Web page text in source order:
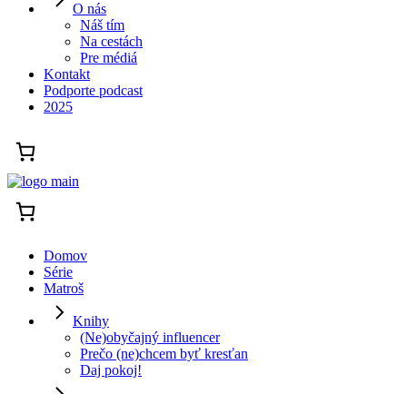
O nás
Náš tím
Na cestách
Pre médiá
Kontakt
Podporte podcast
2025
Domov
Série
Matroš
Knihy
(Ne)obyčajný influencer
Prečo (ne)chcem byť kresťan
Daj pokoj!